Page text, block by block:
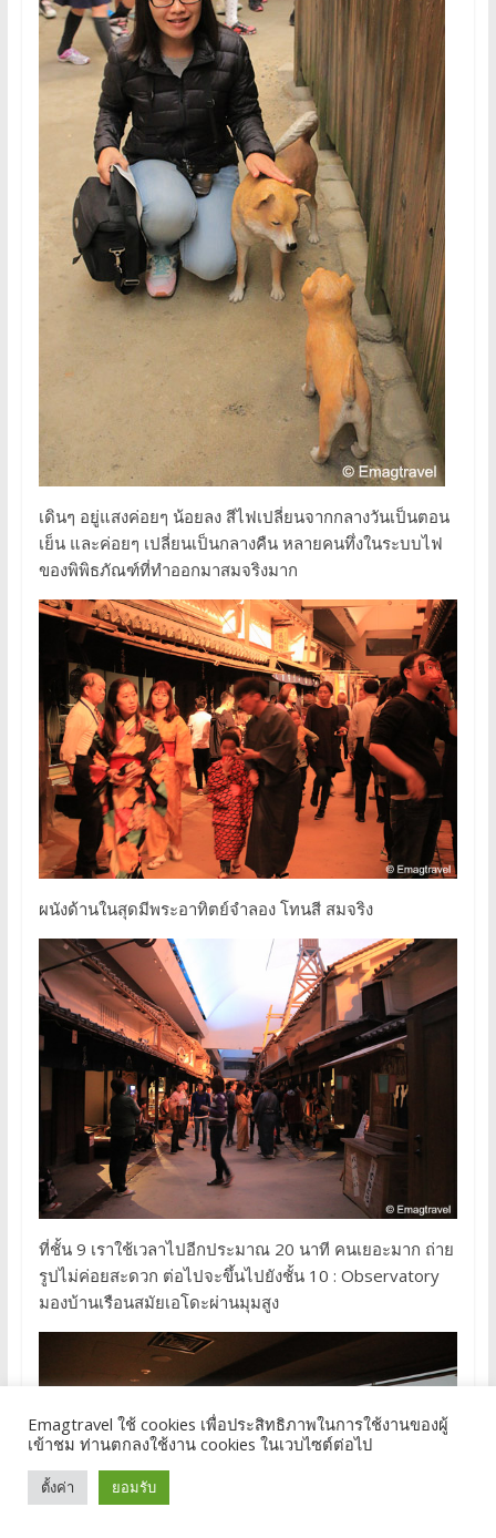
เดินๆ อยู่แสงค่อยๆ น้อยลง สีไฟเปลี่ยนจากกลางวันเป็นตอน
เย็น และค่อยๆ เปลี่ยนเป็นกลางคืน หลายคนทึ่งในระบบไฟ
ของพิพิธภัณฑ์ที่ทำออกมาสมจริงมาก
ผนังด้านในสุดมีพระอาทิตย์จำลอง โทนสี สมจริง
ที่ชั้น 9 เราใช้เวลาไปอีกประมาณ 20 นาที คนเยอะมาก ถ่าย
รูปไม่ค่อยสะดวก ต่อไปจะขึ้นไปยังชั้น 10 : Observatory
มองบ้านเรือนสมัยเอโดะผ่านมุมสูง
Emagtravel ใช้ cookies เพื่อประสิทธิภาพในการใช้งานของผู้
เข้าชม ท่านตกลงใช้งาน cookies ในเวบไซต์ต่อไป
ตั้งค่า ยอมรับ